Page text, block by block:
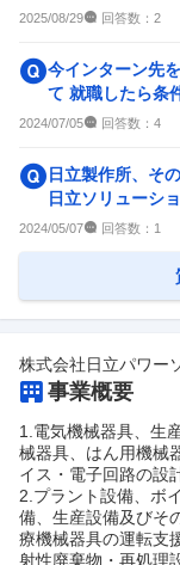
ステムズ NTTデ...
2025/08/29 回答数： 2
今インターン先
て 就職したら条
立パワーソリュー
2024/07/05 回答数： 4
日立製作所、そ
日立ソリューシ
産業制御ソリュー
2024/05/07 回答数： 1
株式会社日立パワー
事業概要
1.電気機械器具、生
械器具、はん用機械
イス・電子回路の設
2.プラント設備、ボ
備、生産設備及びそ
療機械器具の運転支
射性廃棄物・再処理